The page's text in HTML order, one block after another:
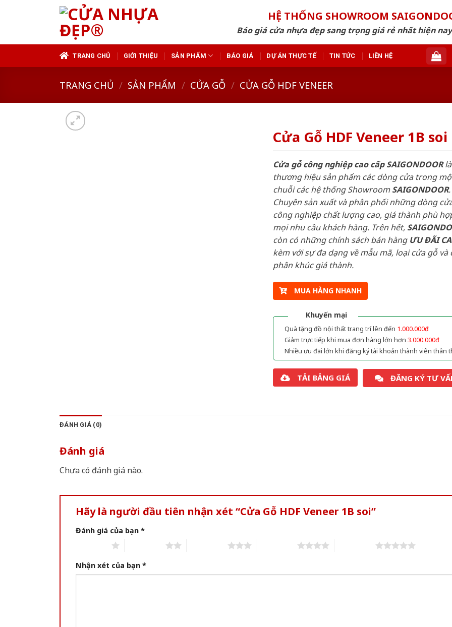
HỆ THỐNG SHOWROOM
Báo giá cửa nhựa đẹp sang trọng giá rẻ nhất hiện nay
TRANG CHỦ GIỚI THIỆU SẢN PHẨM BÁO GIÁ DỰ ÁN THỰC TẾ TIN TỨC LIÊN HỆ
TRANG CHỦ / SẢN PHẨM / CỬA GỖ / CỬA GỖ HDF VENEER
Cửa Gỗ HDF Veneer 1B soi
Cửa gỗ công nghiệp cao cấp SAIGONDOORlà
thương hiệu sản phẩm các dòng cửa trong
chuỗi các hệ thống ShowroomSAIGONDOOR.
Chuyên sản xuất và phân phối những dòng
công nghiệp chất lượng cao, giá thành phù
mọi nhu cầu khách hàng. Trên hết,
còn có những chính sách bán hàng ƯU ĐÃI
kèm với sự đa dạng về mẫu mã, loại cửa gỗ và
phân khúc giá thành.
MUA HÀNG NHANH
Khuyến mại
Quà tặng đồ nội thất trang trí lên đến 1.000.000đ
Giảm trực tiếp khi mua đơn hàng lớn hơn 3.000.000đ
Nhiều ưu đãi lớn khi đăng ký tài khoản thành viên thân
TẢI BẢNG GIÁ ĐĂNG KÝ TƯ
ĐÁNH GIÁ (0)
Đánh giá
Chưa có đánh giá nào.
Hãy là người đầu tiên nhận xét “Cửa Gỗ HDF Veneer 1B soi”
Đánh giá của bạn *
Nhận xét của bạn *